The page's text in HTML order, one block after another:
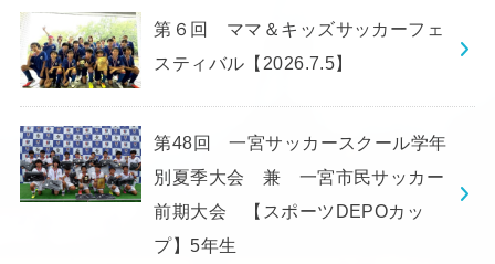
第６回 ママ＆キッズサッカーフェ
スティバル【2026.7.5】
第48回 一宮サッカースクール学年
別夏季大会 兼 一宮市民サッカー
前期大会 【スポーツDEPOカッ
プ】5年生